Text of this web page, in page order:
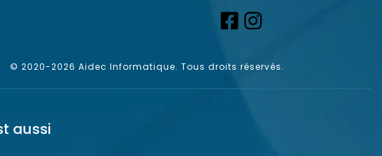
© 2020-2026 Aidec Informatique. Tous droits réservés.
aussi